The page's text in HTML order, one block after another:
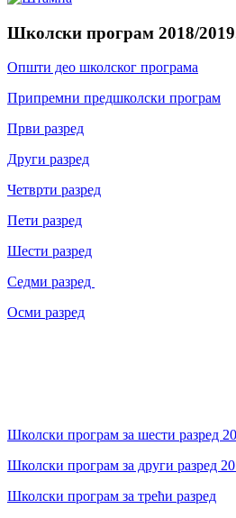
Школски програм 2018/
Општи део школског програма
Припремни предшколски програм
Први разред
Други разред
Четврти разред
Пети разред
Шести разред
Седми разред
Осми разред
Школски програм за шести разред
Школски програм за други разред
Школски програм за трећи разред